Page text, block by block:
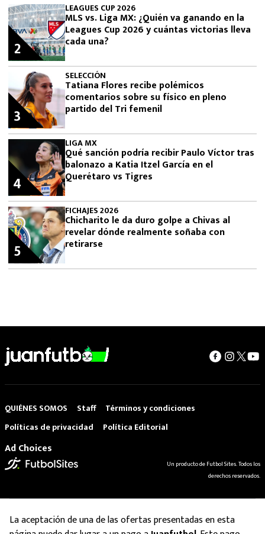
LEAGUES CUP 2026
MLS vs. Liga MX: ¿Quién va ganando en la
Leagues Cup 2026 y cuántas victorias lleva
cada una?
2
SELECCIÓN
Tatiana Flores recibe polémicos
comentarios sobre su físico en pleno
partido del Tri femenil
3
LIGA MX
Qué sanción podría recibir Paulo Víctor tras
balonazo a Katia Itzel García en el
Querétaro vs Tigres
4
FICHAJES 2026
Chicharito le da duro golpe a Chivas al
revelar dónde realmente soñaba con
retirarse
5
QUIÉNES SOMOS Staff
Términos y condiciones
Políticas de privacidad
Política Editorial
Ad Choices
Un producto de Futbol Sites. Todos los
derechos reservados.
La aceptación de una de las ofertas presentadas en esta